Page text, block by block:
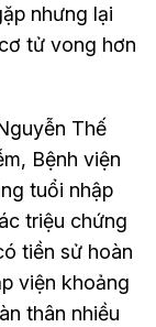
nhưng lại
tử vong hơn
Thế
Bệnh viện
tuổi nhập
triệu chứng
tiền sử hoàn
viện khoảng
thân nhiều